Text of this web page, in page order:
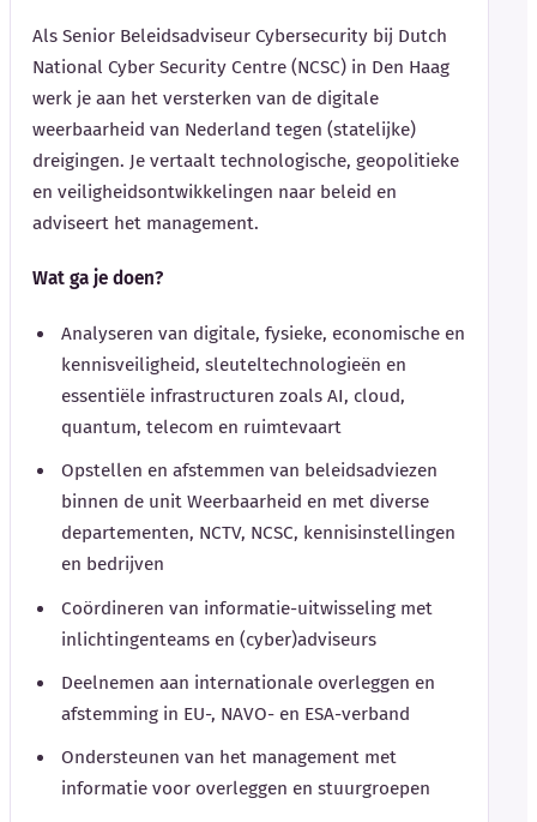
Als Senior Beleidsadviseur Cybersecurity bij Dutch
National Cyber Security Centre (NCSC) in Den Haag
werk je aan het versterken van de digitale
weerbaarheid van Nederland tegen (statelijke)
dreigingen. Je vertaalt technologische, geopolitieke
en veiligheidsontwikkelingen naar beleid en
adviseert het management.
Wat ga je doen?
Analyseren van digitale, fysieke, economische en
kennisveiligheid, sleuteltechnologieën en
essentiële infrastructuren zoals AI, cloud,
quantum, telecom en ruimtevaart
Opstellen en afstemmen van beleidsadviezen
binnen de unit Weerbaarheid en met diverse
departementen, NCTV, NCSC, kennisinstellingen
en bedrijven
Coördineren van informatie-uitwisseling met
inlichtingenteams en (cyber)adviseurs
Deelnemen aan internationale overleggen en
afstemming in EU-, NAVO- en ESA-verband
Ondersteunen van het management met
informatie voor overleggen en stuurgroepen